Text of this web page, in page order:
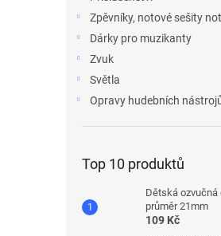
Zpěvníky, notové sešity
Dárky pro muzikanty
Zvuk
Světla
Opravy hudebních
Top 10 produktů
Dětská ozvučná
průměr 21mm
109 Kč